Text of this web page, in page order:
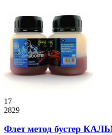
17
2829
Флет метод бустер